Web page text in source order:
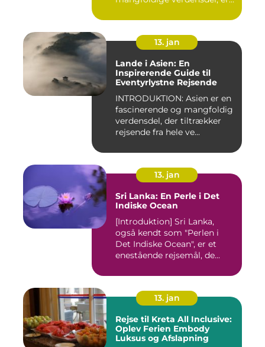
13. jan
Lande i Asien: En
Inspirerende Guide til
Eventyrlystne Rejsende
INTRODUKTION: Asien er en
fascinerende og mangfoldig
verdensdel, der tiltrækker
rejsende fra hele ve...
13. jan
Sri Lanka: En Perle i Det
Indiske Ocean
[Introduktion] Sri Lanka,
også kendt som "Perlen i
Det Indiske Ocean", er et
enestående rejsemål, de...
13. jan
Rejse til Kreta All Inclusive:
Oplev Ferien Embody
Luksus og Afslapning